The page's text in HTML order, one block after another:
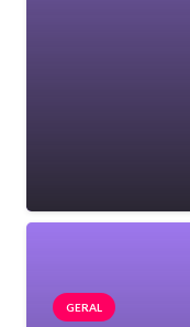
GERAL